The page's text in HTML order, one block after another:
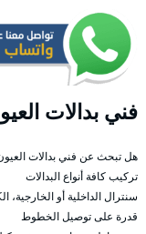
فني بدالات
هل تبحث عن فني بدالات
تركيب كافة أنواع البدالات
سنترال الداخلية أو الخارجية،
قدرة على توصيل الخطوط